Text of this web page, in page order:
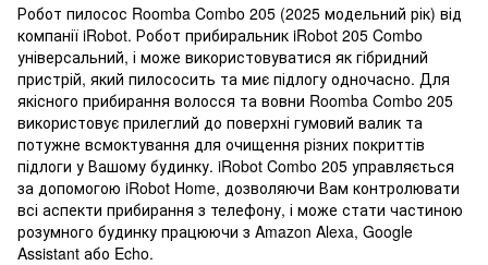
Робот пилосос Roomba Combo 205 (2025 модельний рік) від
компанії iRobot. Робот прибиральник iRobot 205 Combo
універсальний, і може використовуватися як гібридний
пристрій, який пилососить та миє підлогу одночасно. Для
якісного прибирання волосся та вовни Roomba Combo 205
використовує прилеглий до поверхні гумовий валик та
потужне всмоктування для очищення різних покриттів
підлоги у Вашому будинку. iRobot Combo 205 управляється
за допомогою iRobot Home, дозволяючи Вам контролювати
всі аспекти прибирання з телефону, і може стати частиною
розумного будинку працюючи з Amazon Alexa, Google
Assistant або Echo.